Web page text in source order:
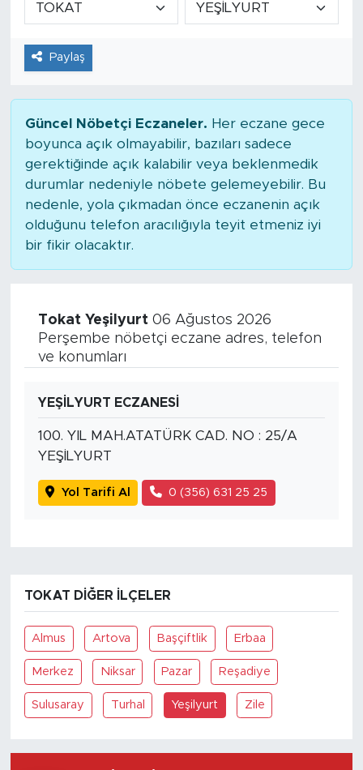
Paylaş
Güncel Nöbetçi Eczaneler. Her eczane gece
boyunca açık olmayabilir, bazıları sadece
gerektiğinde açık kalabilir veya beklenmedik
durumlar nedeniyle nöbete gelemeyebilir. Bu
nedenle, yola çıkmadan önce eczanenin açık
olduğunu telefon aracılığıyla teyit etmeniz iyi
bir fikir olacaktır.
Tokat Yeşilyurt06 Ağustos 2026
Perşembe nöbetçi eczane adres, telefon
ve konumları
YEŞİLYURT ECZANESİ
100. YIL MAH.ATATÜRK CAD. NO : 25/A
YEŞİLYURT
Yol Tarifi Al 0 (356) 631 25 25
TOKAT DIĞER İLÇELER
Almus Artova Başçiftlik Erbaa
Merkez Niksar Pazar Reşadiye
Sulusaray Turhal Yeşilyurt Zile
Tarihçe
Resmi İlanlar
Foto Şaka
Politika